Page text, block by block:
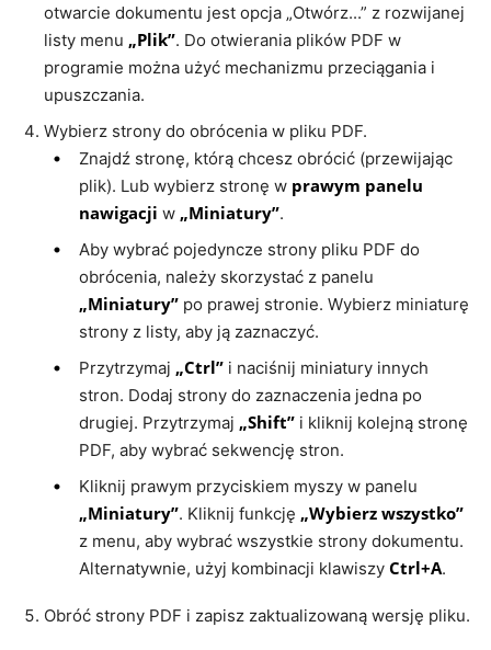
otwarcie dokumentu jest opcja „Otwórz...” z rozwijanej
listy menu „Plik”. Do otwierania plików PDF w
programie można użyć mechanizmu przeciągania i
upuszczania.
Wybierz strony do obrócenia w pliku PDF.
Znajdź stronę, którą chcesz obrócić (przewijając
plik). Lub wybierz stronę w prawym panelu
nawigacji w „Miniatury”.
Aby wybrać pojedyncze strony pliku PDF do
obrócenia, należy skorzystać z panelu
„Miniatury” po prawej stronie. Wybierz miniaturę
strony z listy, aby ją zaznaczyć.
Przytrzymaj „Ctrl” i naciśnij miniatury innych
stron. Dodaj strony do zaznaczenia jedna po
drugiej. Przytrzymaj „Shift” i kliknij kolejną stronę
PDF, aby wybrać sekwencję stron.
Kliknij prawym przyciskiem myszy w panelu
„Miniatury”. Kliknij funkcję „Wybierz wszystko”
z menu, aby wybrać wszystkie strony dokumentu.
Alternatywnie, użyj kombinacji klawiszy Ctrl+A.
Obróć strony PDF i zapisz zaktualizowaną wersję pliku.